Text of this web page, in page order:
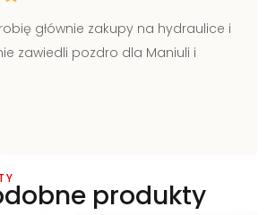
głównie zakupy na hydraulice i
zawiedli pozdro dla Maniuli i
produkty